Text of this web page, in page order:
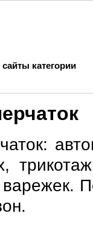
категории
варежек.